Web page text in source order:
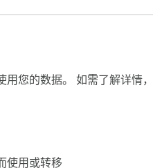
您的数据。 如需了解详情
使用或转移